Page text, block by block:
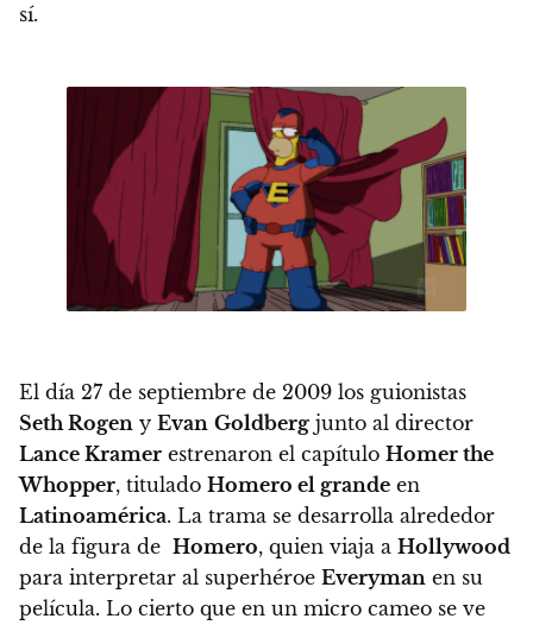
sí.
El día 27 de septiembre de 2009 los guionistas
Seth Rogen y Evan Goldberg junto al director
Lance Kramer estrenaron el capítulo Homer the
Whopper, titulado Homero el grande en
Latinoamérica. La trama se desarrolla alrededor
de la figura de Homero, quien viaja a Hollywood
para interpretar al superhéroe Everyman en su
película. Lo cierto que en un micro cameo se ve